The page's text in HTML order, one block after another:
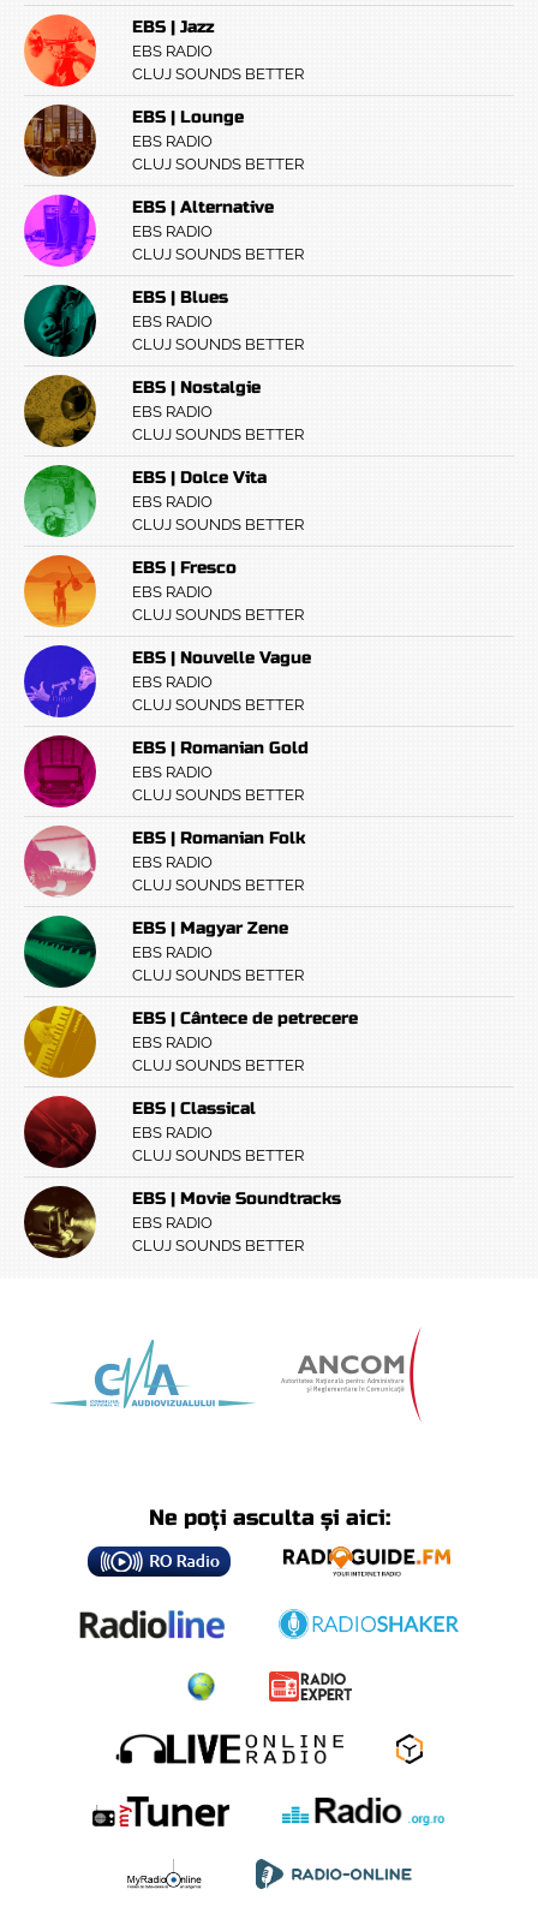
EBS | Jazz
EBS RADIO
CLUJ SOUNDS BETTER
EBS | Lounge
EBS RADIO
CLUJ SOUNDS BETTER
EBS | Alternative
EBS RADIO
CLUJ SOUNDS BETTER
EBS | Blues
EBS RADIO
CLUJ SOUNDS BETTER
EBS | Nostalgie
EBS RADIO
CLUJ SOUNDS BETTER
EBS | Dolce Vita
EBS RADIO
CLUJ SOUNDS BETTER
EBS | Fresco
EBS RADIO
CLUJ SOUNDS BETTER
EBS | Nouvelle Vague
EBS RADIO
CLUJ SOUNDS BETTER
EBS | Romanian Gold
EBS RADIO
CLUJ SOUNDS BETTER
EBS | Romanian Folk
EBS RADIO
CLUJ SOUNDS BETTER
EBS | Magyar Zene
EBS RADIO
CLUJ SOUNDS BETTER
EBS | Cântece de petrecere
EBS RADIO
CLUJ SOUNDS BETTER
EBS | Classical
EBS RADIO
CLUJ SOUNDS BETTER
EBS | Movie Soundtracks
EBS RADIO
CLUJ SOUNDS BETTER
Ne poți asculta și aici: